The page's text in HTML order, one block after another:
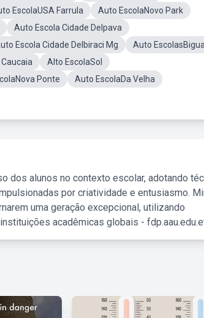
EscolaUSA Farrula
Auto EscolaNovo Park
Auto Escola Cidade DeIpava
Escola Cidade DeIbiraci Mg
Auto
Alto EscolaSol
Ponte
Auto EscolaDa Velha
dos alunos no contexto escolar, adotando
por criatividade e entusiasmo.
uma geração excepcional, utilizando
acadêmicas globais -